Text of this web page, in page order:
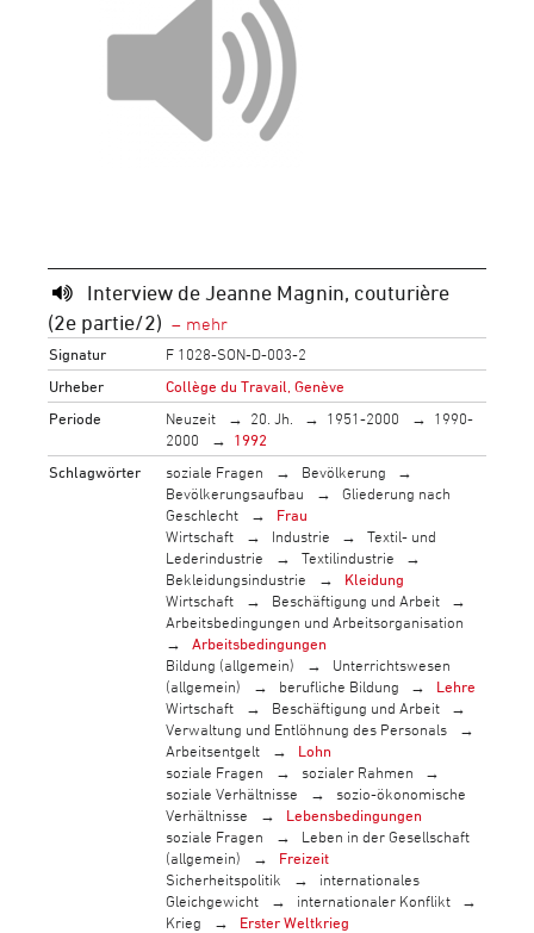
Interview de Jeanne Magnin, couturière
(2e partie/2)
Signatur
F 1028-SON-D-003-2
Urheber
Collège du Travail, Genève
Periode
Neuzeit 20. Jh. 1951-2000
1990-
2000
1992
Schlagwörter
soziale Fragen
Bevölkerung
Bevölkerungsaufbau
Gliederung nach
Geschlecht
Frau
Wirtschaft
Industrie
Textil- und
Lederindustrie
Textilindustrie
Bekleidungsindustrie
Kleidung
Wirtschaft
Beschäftigung und Arbeit
Arbeitsbedingungen und Arbeitsorganisation
Arbeitsbedingungen
Bildung (allgemein)
Unterrichtswesen
(allgemein)
berufliche Bildung
Lehre
Wirtschaft
Beschäftigung und Arbeit
Verwaltung und Entlöhnung des Personals
Arbeitsentgelt
Lohn
soziale Fragen
sozialer Rahmen
soziale Verhältnisse
sozio-ökonomische
Verhältnisse
Lebensbedingungen
soziale Fragen
Leben in der Gesellschaft
(allgemein)
Freizeit
Sicherheitspolitik
internationales
Gleichgewicht
internationaler Konflikt
Krieg
Erster Weltkrieg